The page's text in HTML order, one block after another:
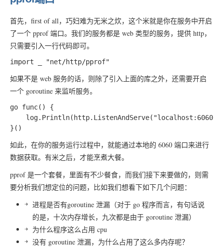
首先，first of all，巧妇难为无米之炊，这个米就是你在服务中开启
了一个 pprof 端口。我们的服务都是 web 类型的服务，提供 http，
只需要引入一行代码即可。
如果不是 web 服务的话，则除了引入上面的库之外，还需要开启
一个 goroutine 来监听服务。
go func() {
如此，在你的服务运行过程中，就能通过本地的 6060 端口来进行
数据获取。有米之后，才能烹煮大餐。
pprof 是一个套餐，里面有不少餐食，而我们接下来要做的，则需
要分析我们想定位的问题，比如我们想看下如下几个问题：
进程是否有goroutine 泄漏（对于 go 程序而言，有句话说
的是，十次内存增长，九次都是由于 goroutine 泄漏）
为什么程序这么占用 cpu
没有 goroutine 泄漏，为什么占用了这么多内存呢？